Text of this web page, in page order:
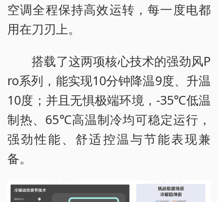
空调全程保持高效运转，每一度电都
用在刀刃上。
搭载了这两项核心技术的强劲风P
ro系列，能实现10分钟降温9度、升温
10度；并且无惧极端环境，-35℃低温
制热、65℃高温制冷均可稳定运行，
强劲性能、舒适控温与节能表现兼
备。